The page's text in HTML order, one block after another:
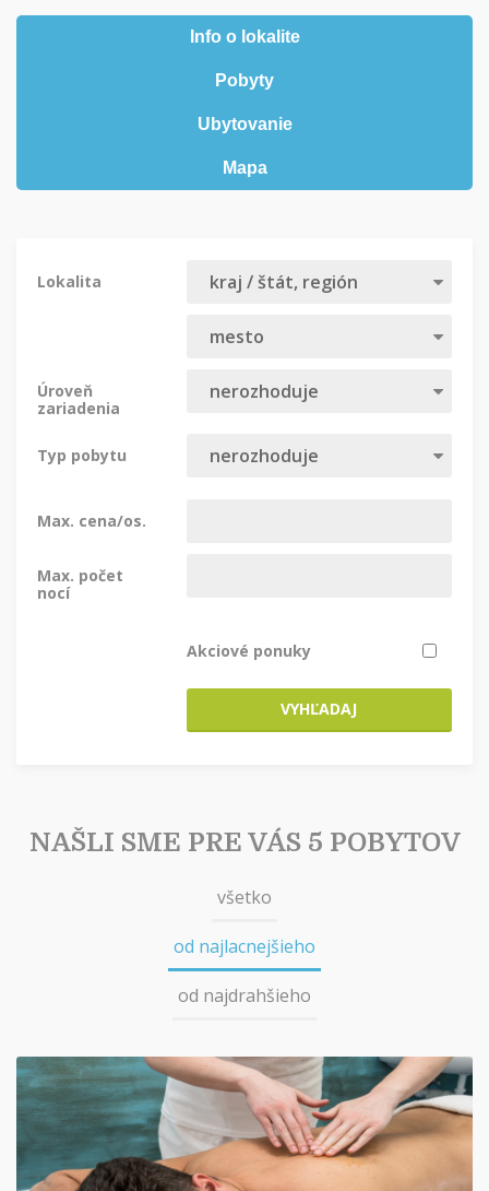
Info o lokalite
Pobyty
Ubytovanie
Mapa
Lokalita
Úroveň
zariadenia
Typ pobytu
Max. cena/os.
Max. počet
nocí
Akciové ponuky
VYHĽADAJ
NAŠLI SME PRE VÁS 5 POBYTOV
všetko
od najlacnejšieho
od najdrahšieho